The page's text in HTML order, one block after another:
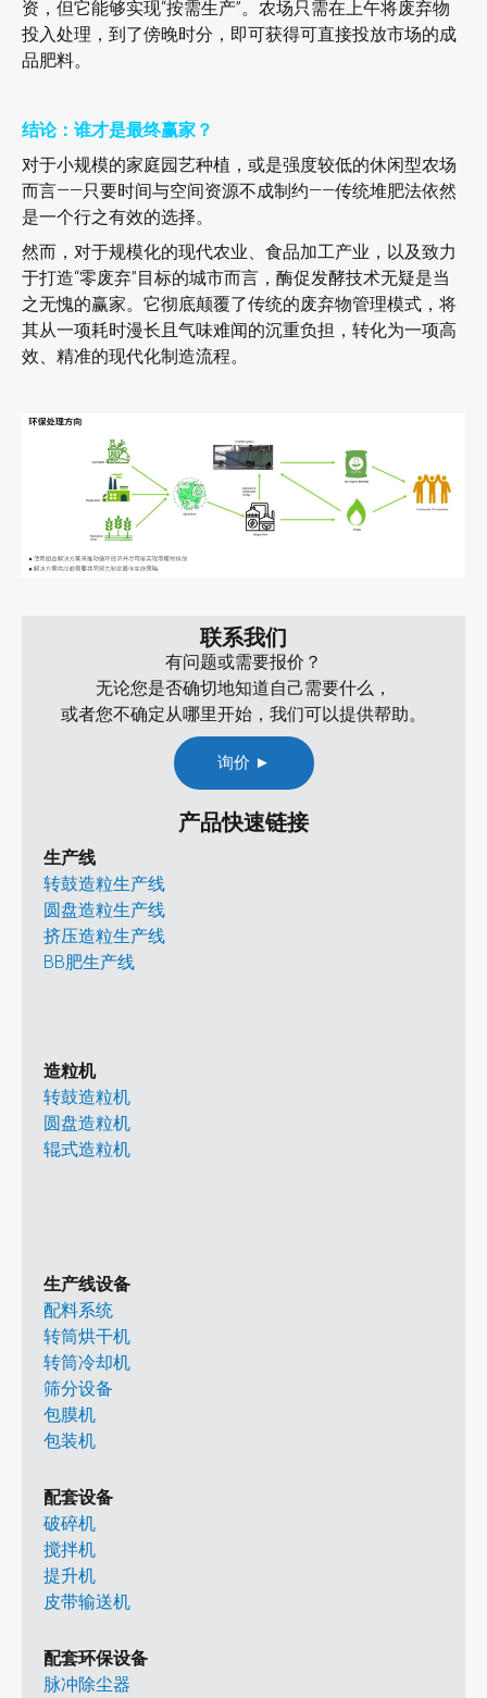
资，但它能够实现“按需生产”。农场只需在上午将废弃物
投入处理，到了傍晚时分，即可获得可直接投放市场的成
品肥料。
结论：谁才是最终赢家？
对于小规模的家庭园艺种植，或是强度较低的休闲型农场
而言——只要时间与空间资源不成制约——传统堆肥法依然
是一个行之有效的选择。
然而，对于规模化的现代农业、食品加工产业，以及致力
于打造“零废弃”目标的城市而言，酶促发酵技术无疑是当
之无愧的赢家。它彻底颠覆了传统的废弃物管理模式，将
其从一项耗时漫长且气味难闻的沉重负担，转化为一项高
效、精准的现代化制造流程。
联系我们
有问题或需要报价？
无论您是否确切地知道自己需要什么，
或者您不确定从哪里开始，我们可以提供帮助。
询价 ►
产品快速链接
生产线
转鼓造粒生产线
圆盘造粒生产线
挤压造粒生产线
BB肥生产线
造粒机
转鼓造粒机
圆盘造粒机
辊式造粒机
生产线设备
配料系统
转筒烘干机
转筒冷却机
筛分设备
包膜机
包装机
配套设备
破碎机
搅拌机
提升机
皮带输送机
配套环保设备
脉冲除尘器